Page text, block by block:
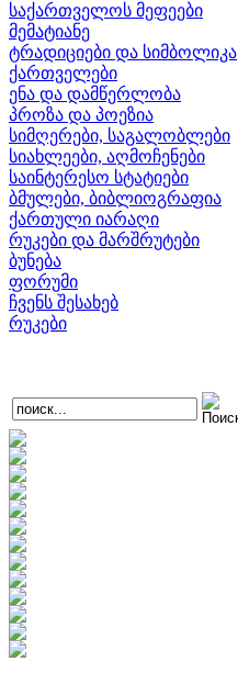
საქართველოს მეფეები
მემატიანე
ტრადიციები და სიმბოლიკა
ქართველები
ენა და დამწერლობა
პროზა და პოეზია
სიმღერები, საგალობლები
სიახლეები, აღმოჩენები
საინტერესო სტატიები
ბმულები, ბიბლიოგრაფია
ქართული იარაღი
რუკები და მარშრუტები
ბუნება
ფორუმი
ჩვენს შესახებ
რუკები